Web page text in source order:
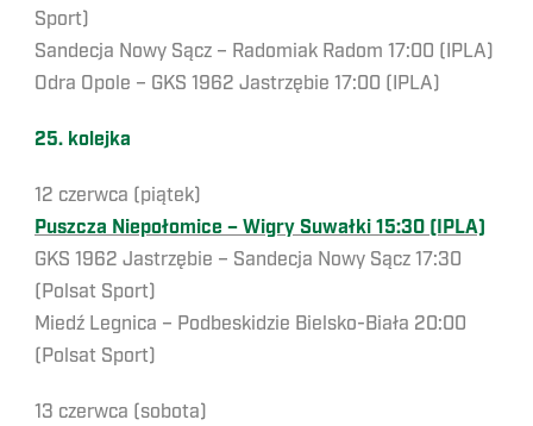
Sport)
Sandecja Nowy Sącz – Radomiak Radom 17:00 (IPLA)
Odra Opole – GKS 1962 Jastrzębie 17:00 (IPLA)
25. kolejka
12 czerwca (piątek)
Puszcza Niepołomice – Wigry Suwałki 15:30 (IPLA)
GKS 1962 Jastrzębie – Sandecja Nowy Sącz 17:30
(Polsat Sport)
Miedź Legnica – Podbeskidzie Bielsko-Biała 20:00
(Polsat Sport)
13 czerwca (sobota)